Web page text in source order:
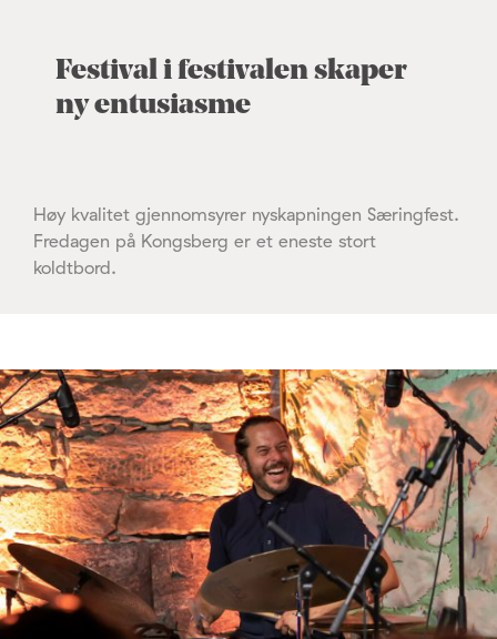
Festival i festivalen skaper
ny entusiasme
Høy kvalitet gjennomsyrer nyskapningen Særingfest.
Fredagen på Kongsberg er et eneste stort
koldtbord.